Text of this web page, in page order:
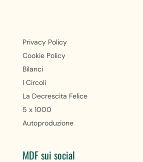
Privacy Policy
Cookie Policy
Bilanci
I Circoli
La Decrescita Felice
5 x 1000
Autoproduzione
MDF sui social